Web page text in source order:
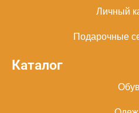
Личный
Подарочные
Каталог